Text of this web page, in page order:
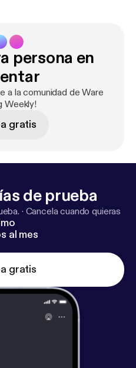
persona en
a la comunidad de Ware
Weekly!
gratis
de prueba
· Cancela cuando quieras
al mes
gratis